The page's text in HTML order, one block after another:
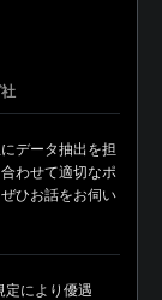
データ抽出を担
わせて適切なポ
ひお話をお伺い
定により優遇